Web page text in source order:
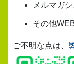
メルマガ
その他
ご不明な点は、